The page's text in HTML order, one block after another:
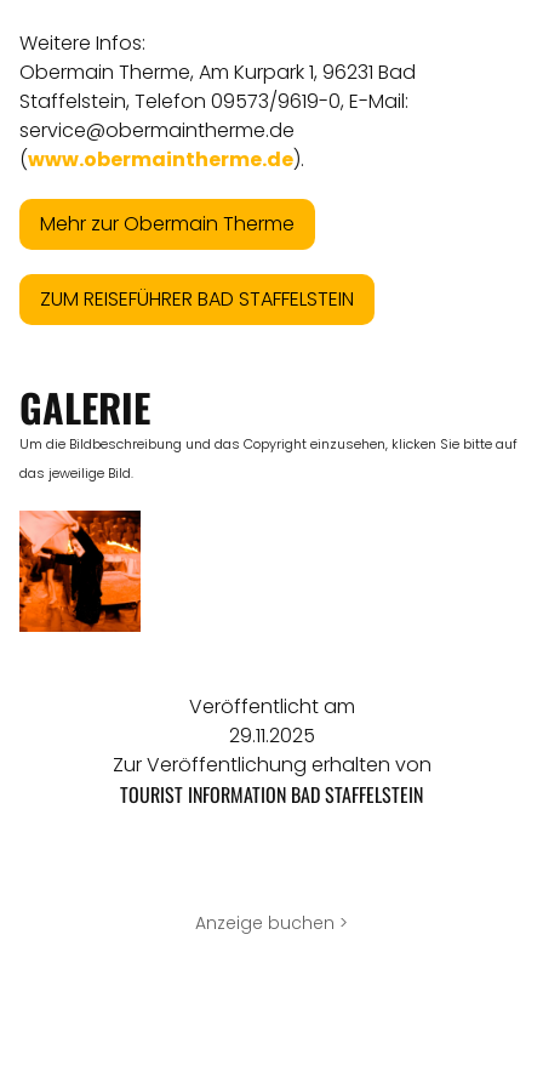
Weitere Infos:
Obermain Therme, Am Kurpark 1, 96231 Bad
Staffelstein, Telefon 09573/9619-0, E-Mail:
service@obermaintherme.de
(www.obermaintherme.de).
Mehr zur Obermain Therme
ZUM REISEFÜHRER BAD STAFFELSTEIN
GALERIE
Um die Bildbeschreibung und das Copyright einzusehen, klicken Sie bitte auf
das jeweilige Bild.
Veröffentlicht am
29.11.2025
Zur Veröffentlichung erhalten von
TOURIST INFORMATION BAD STAFFELSTEIN
Anzeige buchen >